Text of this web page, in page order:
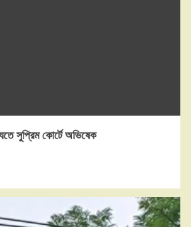
সুপ্রিম কোর্টে অভিষেক